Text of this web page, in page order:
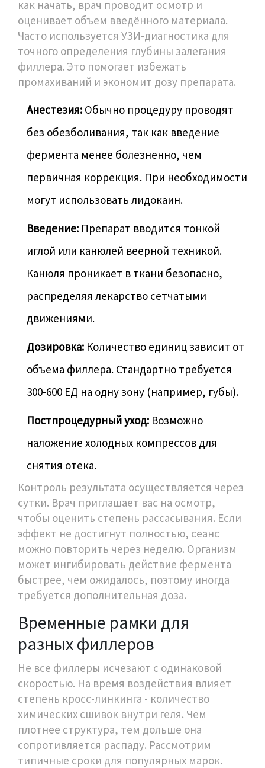
как начать, врач проводит осмотр и
оценивает объем введённого материала.
Часто используется УЗИ-диагностика для
точного определения глубины залегания
филлера. Это помогает избежать
промахиваний и экономит дозу препарата.
Анестезия: Обычно процедуру проводят
без обезболивания, так как введение
фермента менее болезненно, чем
первичная коррекция. При необходимости
могут использовать лидокаин.
Введение: Препарат вводится тонкой
иглой или канюлей веерной техникой.
Канюля проникает в ткани безопасно,
распределяя лекарство сетчатыми
движениями.
Дозировка: Количество единиц зависит от
объема филлера. Стандартно требуется
300-600 ЕД на одну зону (например, губы).
Постпроцедурный уход: Возможно
наложение холодных компрессов для
снятия отека.
Контроль результата осуществляется через
сутки. Врач приглашает вас на осмотр,
чтобы оценить степень рассасывания. Если
эффект не достигнут полностью, сеанс
можно повторить через неделю. Организм
может ингибировать действие фермента
быстрее, чем ожидалось, поэтому иногда
требуется дополнительная доза.
Временные рамки для
разных филлеров
Не все филлеры исчезают с одинаковой
скоростью. На время воздействия влияет
степень кросс-линкинга - количество
химических сшивок внутри геля. Чем
плотнее структура, тем дольше она
сопротивляется распаду. Рассмотрим
типичные сроки для популярных марок.